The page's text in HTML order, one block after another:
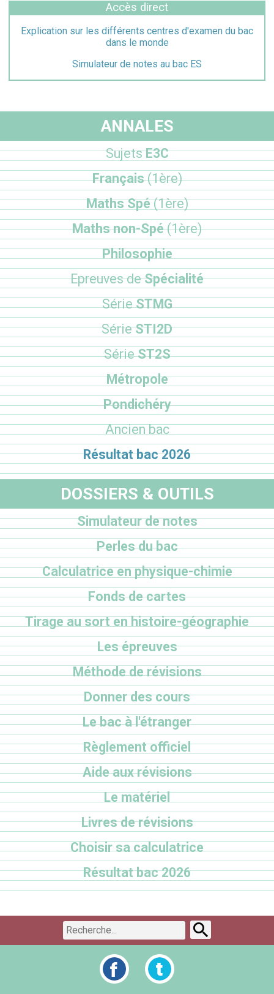
Accès direct
Explication sur les différents centres d'examen du bac
dans le monde
Simulateur de notes au bac ES
ANNALES
SujetsE3C
Français(1ère)
Maths Spé(1ère)
Maths non-Spé(1ère)
Philosophie
Epreuves deSpécialité
SérieSTMG
SérieSTI2D
SérieST2S
Métropole
Pondichéry
Ancien bac
Résultat bac 2026
DOSSIERS & OUTILS
Simulateur de notes
Perles du bac
Calculatrice en physique-chimie
Fonds de cartes
Tirage au sort en histoire-géographie
Les épreuves
Méthode de révisions
Donner des cours
Le bac à l'étranger
Règlement officiel
Aide aux révisions
Le matériel
Livres de révisions
Choisir sa calculatrice
Résultat bac 2026